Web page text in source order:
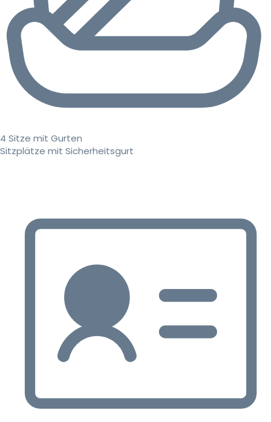
4 Sitze mit Gurten
Sitzplätze mit Sicherheitsgurt